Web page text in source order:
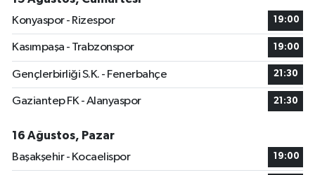
Konyaspor - Rizespor
19:00
Kasımpaşa - Trabzonspor 19:00
Gençlerbirliği S.K. - Fenerbahçe 21:30
Gaziantep FK - Alanyaspor 21:30
16 Ağustos, Pazar
Başakşehir - Kocaelispor
19:00